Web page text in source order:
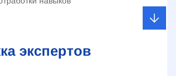
экспертов